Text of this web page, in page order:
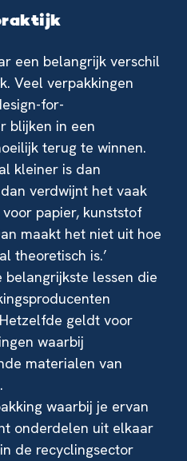
een belangrijk verschil
Veel verpakkingen
for-
blijken in een
terug te winnen.
kleiner is dan
verdwijnt het vaak
papier, kunststof
maakt het niet uit hoe
theoretisch is.’
lessen die
geldt voor
waarbij
materialen van
waarbij je ervan
onderdelen uit elkaar
de recyclingsector